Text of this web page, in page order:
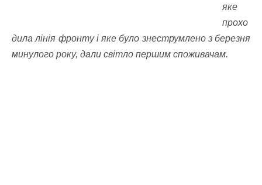
яке
прохо
дила лінія фронту і яке було знеструмлено з березня
минулого року, дали світло першим споживачам.